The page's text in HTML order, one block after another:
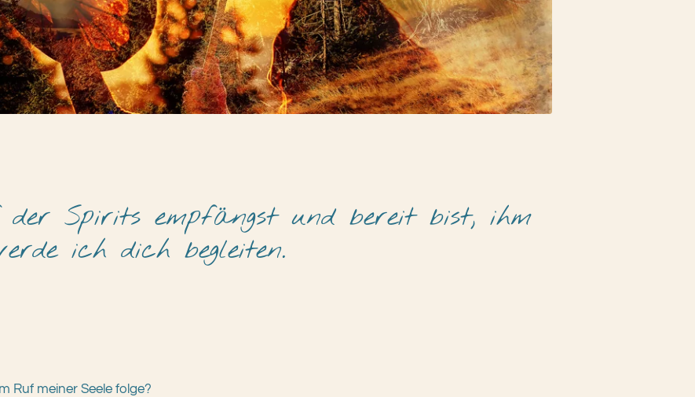
der Spirits empfängst und bereit bist, ihm
ich dich begleiten.
Ruf meiner Seele folge?